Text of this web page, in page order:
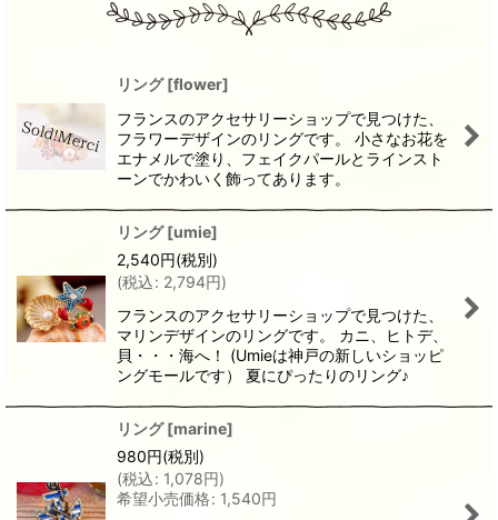
リング [flower]
フランスのアクセサリーショップで見つけた、
フラワーデザインのリングです。 小さなお花を
エナメルで塗り、フェイクパールとラインスト
ーンでかわいく飾ってあります。
リング [umie]
2,540円(税別)
(税込: 2,794円)
フランスのアクセサリーショップで見つけた、
マリンデザインのリングです。 カニ、ヒトデ、
貝・・・海へ！ (Umieは神戸の新しいショッピ
ングモールです） 夏にぴったりのリング♪
リング [marine]
980円(税別)
(税込: 1,078円)
希望小売価格: 1,540円